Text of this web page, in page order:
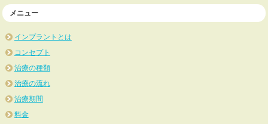
メニュー
インプラントとは
コンセプト
治療の種類
治療の流れ
治療期間
料金